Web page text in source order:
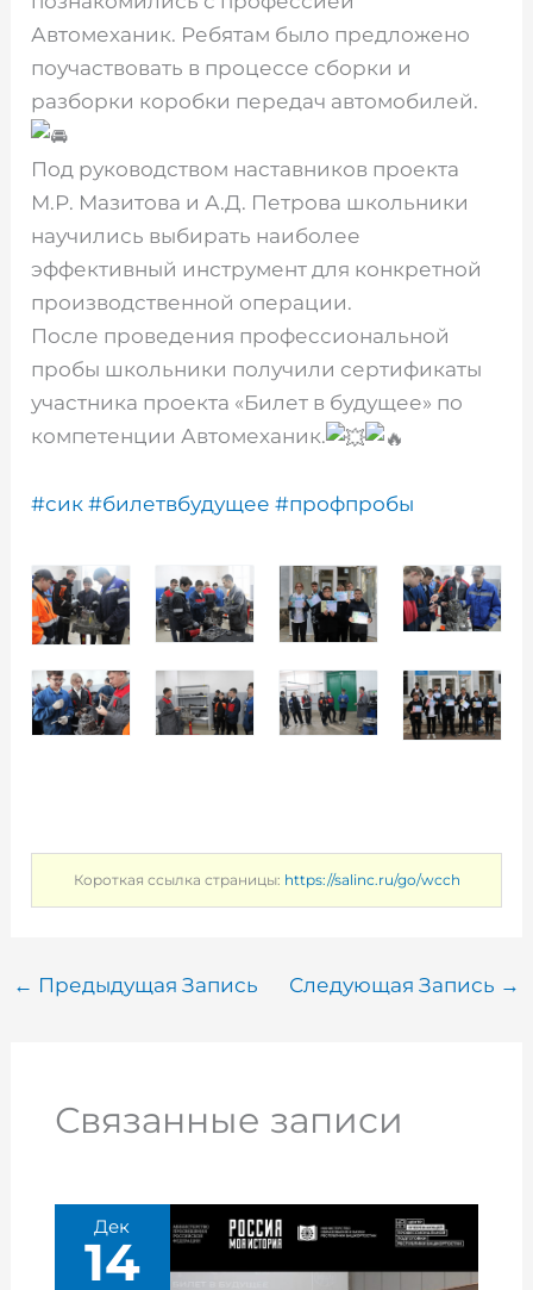
Автомеханик. Ребятам было предложено
поучаствовать в процессе сборки и
разборки коробки передач автомобилей.
Под руководством наставников проекта
М.Р. Мазитова и А.Д. Петрова школьники
научились выбирать наиболее
эффективный инструмент для конкретной
производственной операции.
После проведения профессиональной
пробы школьники получили сертификаты
участника проекта «Билет в будущее» по
компетенции Автомеханик.
#сик #билетвбудущее #профпробы
Короткая ссылка страницы: https://salinc.ru/go/wcch
← Предыдущая Запись Следующая Запись →
Связанные записи
Дек
14